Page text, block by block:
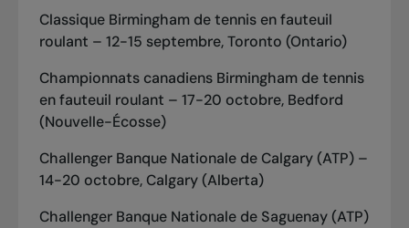
Classique Birmingham de tennis en fauteuil
roulant – 12-15 septembre, Toronto (Ontario)
Championnats canadiens Birmingham de tennis
en fauteuil roulant – 17-20 octobre, Bedford
(Nouvelle-Écosse)
Challenger Banque Nationale de Calgary (ATP) –
14-20 octobre, Calgary (Alberta)
Challenger Banque Nationale de Saguenay (ATP)